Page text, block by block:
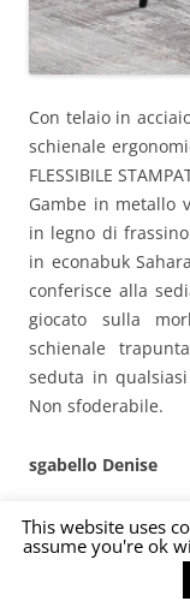
Con telaio in
schienale
FLESSIBILE
Gambe in metallo
in legno di
in econabuk
conferisce alla
giocato sulla
schienale
seduta in
Non sfoderabile.
sgabello Denise
Le linee pulite,
con schienale
versione con
This website uses
assume you're ok